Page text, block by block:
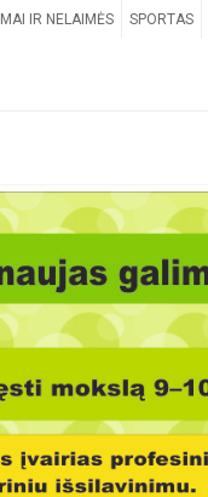
IR NELAIMĖS SPORTAS